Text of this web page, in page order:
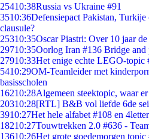
25410:38Russia vs Ukraine #91
3510:36Defensiepact Pakistan,
clausule?
25310:35Oscar Piastri: Over 10 jaar
29710:35Oorlog Iran #136 Bridge
27910:33Het enige echte LEGO-
5410:29OM-Teamleider met
basisscholen
16210:28Algemeen steektopic, waar
20310:28[RTL] B&B vol liefde 6de
3910:27Het hele alfabet #108 en
18210:27Touwtrekken 2.0 #636 -
13610:26Het grote goedemorgen topic